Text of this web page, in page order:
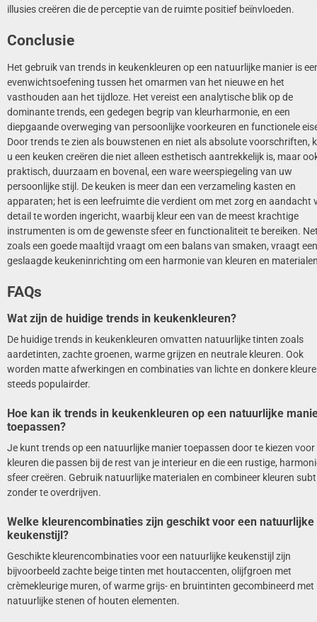
illusies creëren die de perceptie van de ruimte positief beïnvloeden.
Conclusie
Het gebruik van trends in keukenkleuren op een natuurlijke manier is
evenwichtsoefening tussen het omarmen van het nieuwe en het
vasthouden aan het tijdloze. Het vereist een analytische blik op de
dominante trends, een gedegen begrip van kleurharmonie, en een
diepgaande overweging van persoonlijke voorkeuren en functionele
Door trends te zien als bouwstenen en niet als absolute voorschriften,
u een keuken creëren die niet alleen esthetisch aantrekkelijk is, maar
praktisch, duurzaam en bovenal, een ware weerspiegeling van uw
persoonlijke stijl. De keuken is meer dan een verzameling kasten en
apparaten; het is een leefruimte die verdient om met zorg en aandacht
detail te worden ingericht, waarbij kleur een van de meest krachtige
instrumenten is om de gewenste sfeer en functionaliteit te bereiken.
zoals een goede maaltijd vraagt om een balans van smaken, vraagt een
geslaagde keukeninrichting om een harmonie van kleuren en
FAQs
Wat zijn de huidige trends in keukenkleuren?
De huidige trends in keukenkleuren omvatten natuurlijke tinten zoals
aardetinten, zachte groenen, warme grijzen en neutrale kleuren. Ook
worden matte afwerkingen en combinaties van lichte en donkere
steeds populairder.
Hoe kan ik trends in keukenkleuren op een natuurlijke
toepassen?
Je kunt trends op een natuurlijke manier toepassen door te kiezen voor
kleuren die passen bij de rest van je interieur en die een rustige,
sfeer creëren. Gebruik natuurlijke materialen en combineer kleuren
zonder te overdrijven.
Welke kleurencombinaties zijn geschikt voor een natuurlijke
keukenstijl?
Geschikte kleurencombinaties voor een natuurlijke keukenstijl zijn
bijvoorbeeld zachte beige tinten met houtaccenten, olijfgroen met
crèmekleurige muren, of warme grijs- en bruintinten gecombineerd met
natuurlijke stenen of houten elementen.